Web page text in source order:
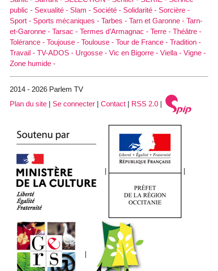
public - Sexualité - Slam - Société - Solidarité - Sorcière -
Sport - Sports mécaniques - Tarbes - Tarn et Garonne - Tarn-
et-Garonne - Tarsac - Termes d’Armagnac - Terre - Théâtre -
Tolérance - Toujouse - Toulouse - Tour de France - Tradition -
Travail - TV-ADOS - Urgosse - Vic en Bigorre - Viella - Vigne -
Zone humide -
2014 - 2026 Parlem TV
Plan du site | Se connecter | Contact | RSS 2.0 |
| |
|